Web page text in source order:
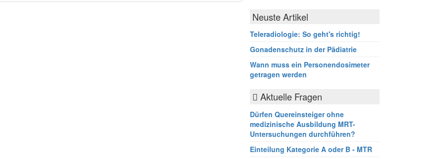
Neuste Artikel
Teleradiologie: So geht's richtig!
Gonadenschutz in der Pädiatrie
Wann muss ein Personendosimeter
getragen werden
Aktuelle Fragen
Dürfen Quereinsteiger ohne
medizinische Ausbildung MRT-
Untersuchungen durchführen?
Einteilung Kategorie A oder B - MTR